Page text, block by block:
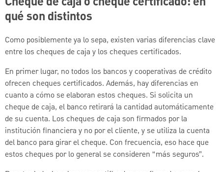
qué son distintos
Como posiblemente ya lo sepa, existen varias diferencias clave
entre los cheques de caja y los cheques certificados.
En primer lugar, no todos los bancos y cooperativas de crédito
ofrecen cheques certificados. Además, hay diferencias en
cuanto a cómo se elaboran estos cheques. Si solicita un
cheque de caja, el banco retirará la cantidad automáticamente
de su cuenta. Los cheques de caja son firmados por la
institución financiera y no por el cliente, y se utiliza la cuenta
del banco para girar el cheque. Con frecuencia, eso hace que
estos cheques por lo general se consideren “más seguros”.